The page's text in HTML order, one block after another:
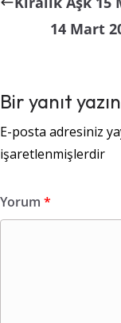
14 Mart
Bir yanıt yazın
E-posta adresiniz
işaretlenmişlerdir
Yorum *